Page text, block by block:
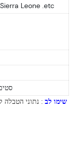
Leone .etc
שימו לב : נתוני הטבלה